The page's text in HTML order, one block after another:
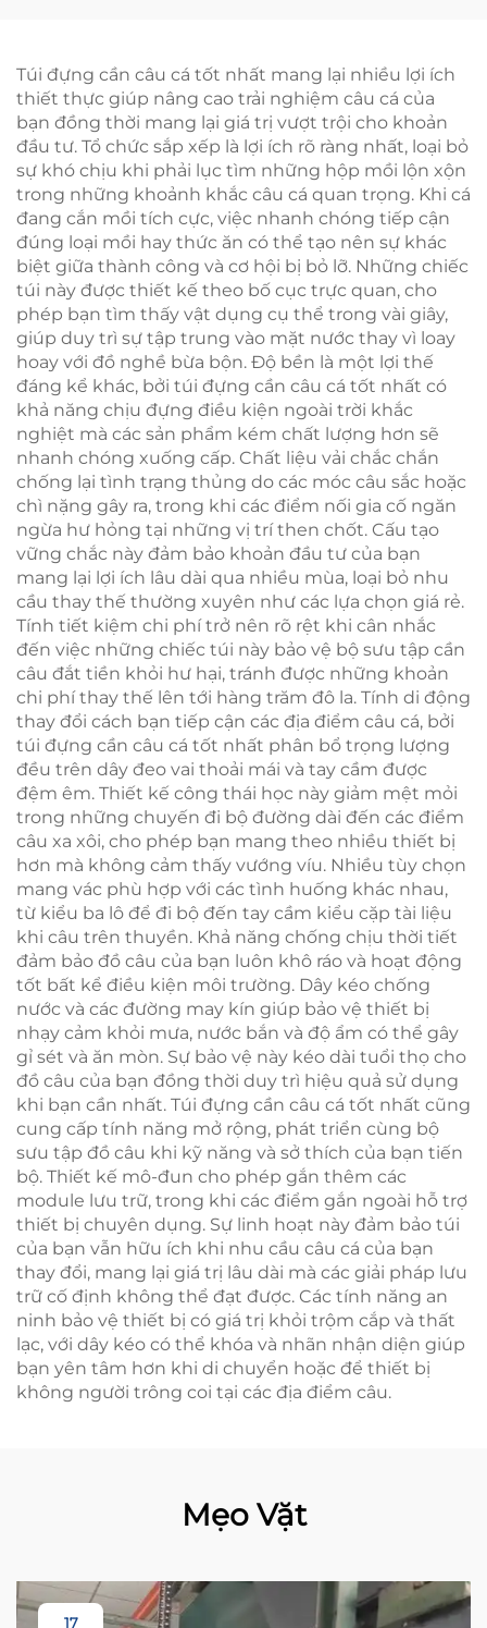
Túi đựng cần câu cá tốt nhất mang lại nhiều lợi ích
thiết thực giúp nâng cao trải nghiệm câu cá của
bạn đồng thời mang lại giá trị vượt trội cho khoản
đầu tư. Tổ chức sắp xếp là lợi ích rõ ràng nhất, loại bỏ
sự khó chịu khi phải lục tìm những hộp mồi lộn xộn
trong những khoảnh khắc câu cá quan trọng. Khi cá
đang cắn mồi tích cực, việc nhanh chóng tiếp cận
đúng loại mồi hay thức ăn có thể tạo nên sự khác
biệt giữa thành công và cơ hội bị bỏ lỡ. Những chiếc
túi này được thiết kế theo bố cục trực quan, cho
phép bạn tìm thấy vật dụng cụ thể trong vài giây,
giúp duy trì sự tập trung vào mặt nước thay vì loay
hoay với đồ nghề bừa bộn. Độ bền là một lợi thế
đáng kể khác, bởi túi đựng cần câu cá tốt nhất có
khả năng chịu đựng điều kiện ngoài trời khắc
nghiệt mà các sản phẩm kém chất lượng hơn sẽ
nhanh chóng xuống cấp. Chất liệu vải chắc chắn
chống lại tình trạng thủng do các móc câu sắc hoặc
chì nặng gây ra, trong khi các điểm nối gia cố ngăn
ngừa hư hỏng tại những vị trí then chốt. Cấu tạo
vững chắc này đảm bảo khoản đầu tư của bạn
mang lại lợi ích lâu dài qua nhiều mùa, loại bỏ nhu
cầu thay thế thường xuyên như các lựa chọn giá rẻ.
Tính tiết kiệm chi phí trở nên rõ rệt khi cân nhắc
đến việc những chiếc túi này bảo vệ bộ sưu tập cần
câu đắt tiền khỏi hư hại, tránh được những khoản
chi phí thay thế lên tới hàng trăm đô la. Tính di động
thay đổi cách bạn tiếp cận các địa điểm câu cá, bởi
túi đựng cần câu cá tốt nhất phân bổ trọng lượng
đều trên dây đeo vai thoải mái và tay cầm được
đệm êm. Thiết kế công thái học này giảm mệt mỏi
trong những chuyến đi bộ đường dài đến các điểm
câu xa xôi, cho phép bạn mang theo nhiều thiết bị
hơn mà không cảm thấy vướng víu. Nhiều tùy chọn
mang vác phù hợp với các tình huống khác nhau,
từ kiểu ba lô để đi bộ đến tay cầm kiểu cặp tài liệu
khi câu trên thuyền. Khả năng chống chịu thời tiết
đảm bảo đồ câu của bạn luôn khô ráo và hoạt động
tốt bất kể điều kiện môi trường. Dây kéo chống
nước và các đường may kín giúp bảo vệ thiết bị
nhạy cảm khỏi mưa, nước bắn và độ ẩm có thể gây
gỉ sét và ăn mòn. Sự bảo vệ này kéo dài tuổi thọ cho
đồ câu của bạn đồng thời duy trì hiệu quả sử dụng
khi bạn cần nhất. Túi đựng cần câu cá tốt nhất cũng
cung cấp tính năng mở rộng, phát triển cùng bộ
sưu tập đồ câu khi kỹ năng và sở thích của bạn tiến
bộ. Thiết kế mô-đun cho phép gắn thêm các
module lưu trữ, trong khi các điểm gắn ngoài hỗ trợ
thiết bị chuyên dụng. Sự linh hoạt này đảm bảo túi
của bạn vẫn hữu ích khi nhu cầu câu cá của bạn
thay đổi, mang lại giá trị lâu dài mà các giải pháp lưu
trữ cố định không thể đạt được. Các tính năng an
ninh bảo vệ thiết bị có giá trị khỏi trộm cắp và thất
lạc, với dây kéo có thể khóa và nhãn nhận diện giúp
bạn yên tâm hơn khi di chuyển hoặc để thiết bị
không người trông coi tại các địa điểm câu.
Mẹo Vặt
17